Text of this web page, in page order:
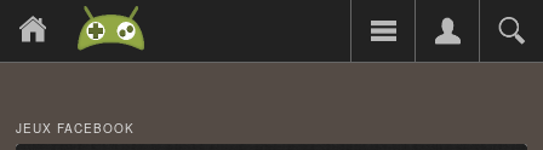
JEUX FACEBOOK